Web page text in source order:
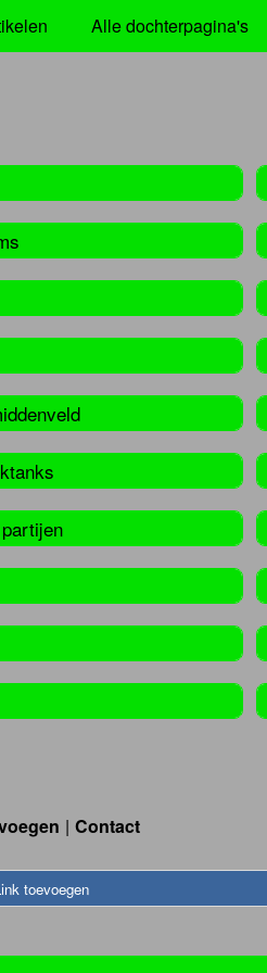
Alle dochterpagina's
Contact
toevoegen